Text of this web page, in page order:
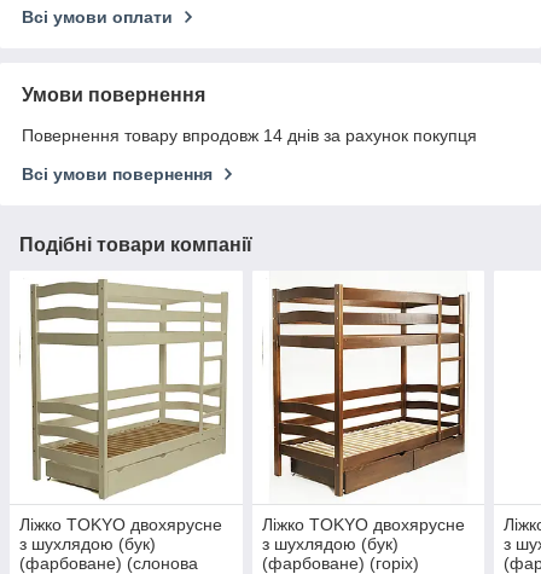
Всі умови оплати
Умови повернення
Повернення товару впродовж 14 днів за рахунок покупця
Всі умови повернення
Подібні товари компанії
Ліжко TOKYO двохярусне
з шухлядою (бук)
(фарбоване) (слонова
Ліжко TOKYO двохярусне
з шухлядою (бук)
(фарбоване) (горіх)
з